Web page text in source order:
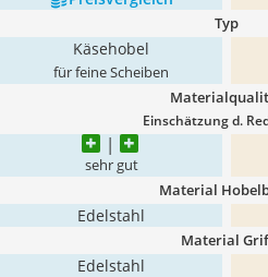
Typ
Käsehobel
für feine Scheiben
Einschätzung d.
sehr gut
Material
Edelstahl
Material
Edelstahl